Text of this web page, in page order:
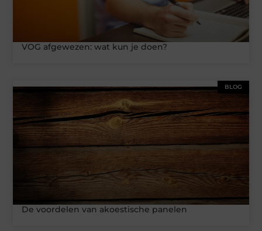
VOG afgewezen: wat kun je doen?
BLOG
De voordelen van akoestische panelen